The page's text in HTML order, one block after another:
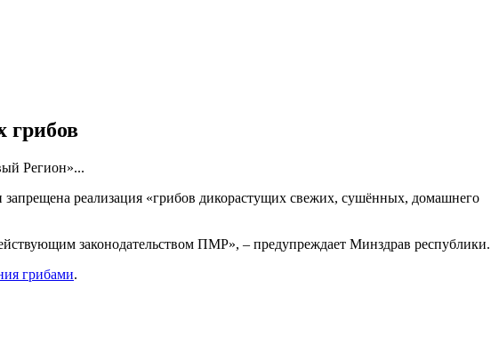
грибов
Регион»...
реализация «грибов дикорастущих свежих, сушённых, домашнего
законодательством ПМР», – предупреждает Минздрав республики.
грибами.